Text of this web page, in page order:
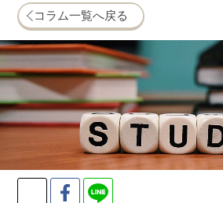
コラム一覧へ戻る
Facebook
LINE